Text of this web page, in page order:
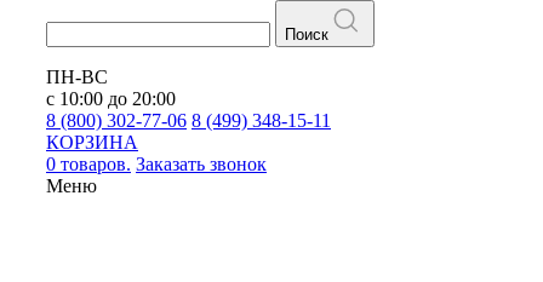
Поиск
ПН-ВС
с 10:00 до 20:00
8 (800) 302-77-06 8 (499) 348-15-11
КОРЗИНА
0 товаров. Заказать звонок
Меню